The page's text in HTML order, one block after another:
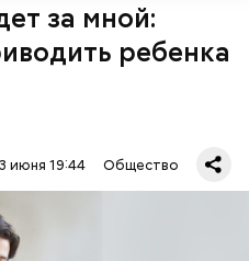
за мной:
ребенка
июня 19:44 Общество